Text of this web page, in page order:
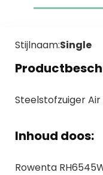
Stijlnaam:Single
Steelstofzuiger
Inhoud doos:
Rowenta